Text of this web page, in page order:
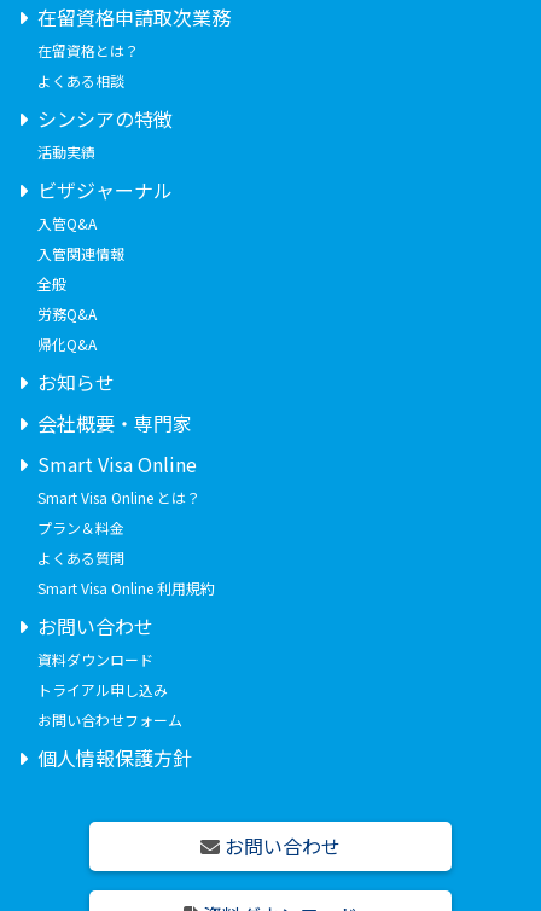
在留資格申請取次業務
在留資格とは？
よくある相談
シンシアの特徴
活動実績
ビザジャーナル
入管Q&A
入管関連情報
全般
労務Q&A
帰化Q&A
お知らせ
会社概要・専門家
Smart Visa Online
Smart Visa Online とは？
プラン＆料金
よくある質問
Smart Visa Online 利用規約
お問い合わせ
資料ダウンロード
トライアル申し込み
お問い合わせフォーム
個人情報保護方針
お問い合わせ